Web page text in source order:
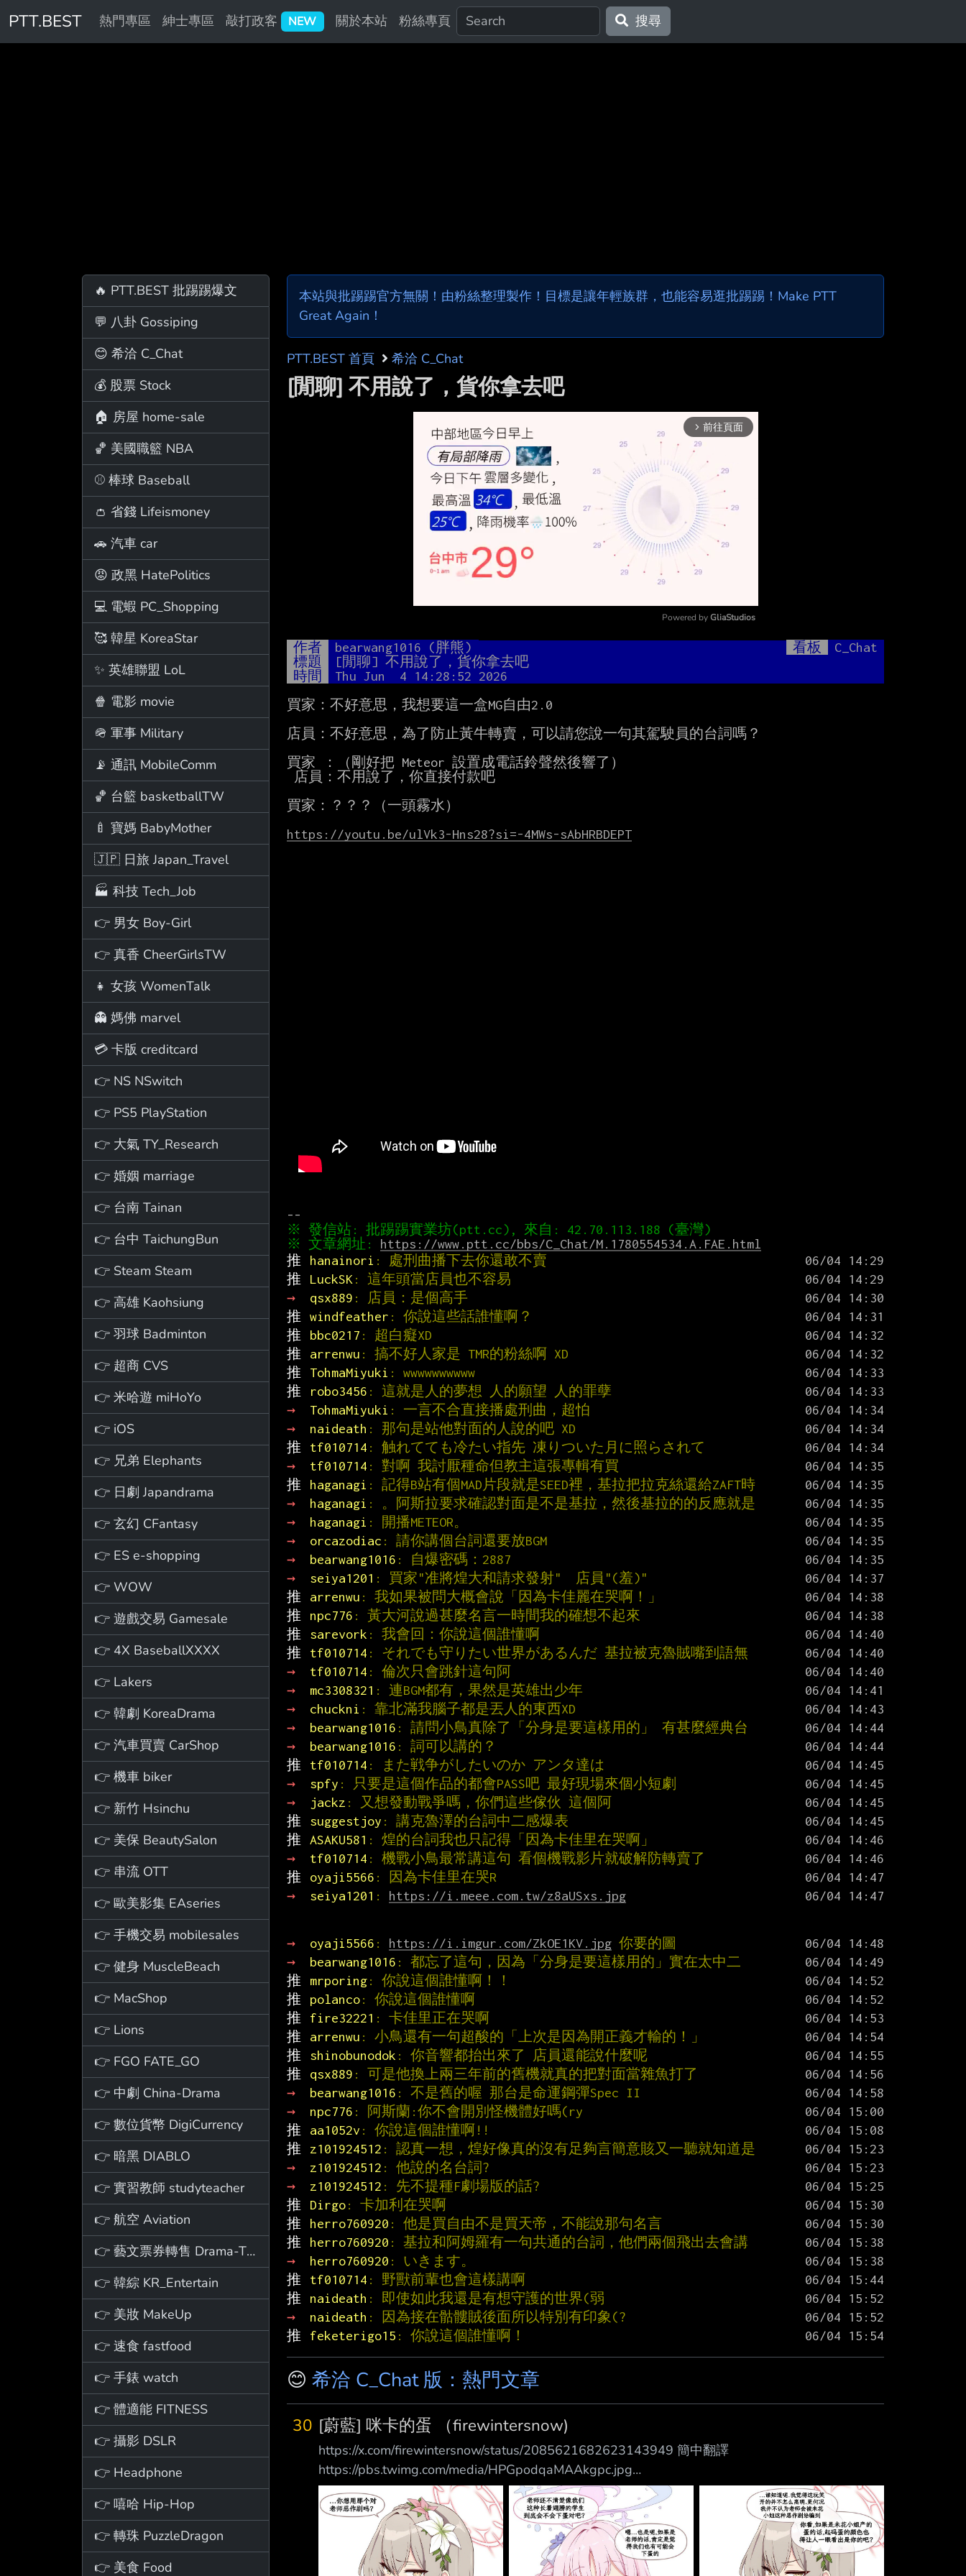
PTT.BEST 熱門專區 紳士專區 敲打政客 NEW 關於本站 粉絲專頁 搜尋
🔥 PTT.BEST 批踢踢爆文
💬 八卦 Gossiping
😊 希洽 C_Chat
💰 股票 Stock
🏠 房屋 home-sale
🏀 美國職籃 NBA
⚾ 棒球 Baseball
👛 省錢 Lifeismoney
🚗 汽車 car
😡 政黑 HatePolitics
💻 電蝦 PC_Shopping
🥰 韓星 KoreaStar
✨ 英雄聯盟 LoL
🍿 電影 movie
🪖 軍事 Military
📡 通訊 MobileComm
🏀 台籃 basketballTW
🍼 寶媽 BabyMother
🇯🇵 日旅 Japan_Travel
🏭 科技 Tech_Job
👉 男女 Boy-Girl
👉 真香 CheerGirlsTW
👧 女孩 WomenTalk
👻 媽佛 marvel
💳 卡版 creditcard
👉 NS NSwitch
👉 PS5 PlayStation
👉 大氣 TY_Research
👉 婚姻 marriage
👉 台南 Tainan
👉 台中 TaichungBun
👉 Steam Steam
👉 高雄 Kaohsiung
👉 羽球 Badminton
👉 超商 CVS
👉 米哈遊 miHoYo
👉 iOS
👉 兄弟 Elephants
👉 日劇 Japandrama
👉 玄幻 CFantasy
👉 ES e-shopping
👉 WOW
👉 遊戲交易 Gamesale
👉 4X BaseballXXXX
👉 Lakers
👉 韓劇 KoreaDrama
👉 汽車買賣 CarShop
👉 機車 biker
👉 新竹 Hsinchu
👉 美保 BeautySalon
👉 串流 OTT
👉 歐美影集 EAseries
👉 手機交易 mobilesales
👉 健身 MuscleBeach
👉 MacShop
👉 Lions
👉 FGO FATE_GO
👉 中劇 China-Drama
👉 數位貨幣 DigiCurrency
👉 暗黑 DIABLO
👉 實習教師 studyteacher
👉 航空 Aviation
👉 藝文票券轉售 Drama-Ticket
👉 韓綜 KR_Entertain
👉 美妝 MakeUp
👉 速食 fastfood
👉 手錶 watch
👉 體適能 FITNESS
👉 攝影 DSLR
👉 Headphone
👉 嘻哈 Hip-Hop
👉 轉珠 PuzzleDragon
👉 美食 Food
本站與批踢踢官方無關！由粉絲整理製作！目標是讓年輕族群，也能容易逛批踢踢！Make PTT
Great Again！
PTT.BEST 首頁 希洽 C_Chat
[閒聊] 不用說了，貨你拿去吧
arrow_forward_ios 前往頁面
Powered by GliaStudios
作者 bearwang1016 (胖熊) 看板
C_Chat
標題
[閒聊] 不用說了，貨你拿去吧
時間
Thu Jun  4 14:28:52 2026
買家：不好意思，我想要這一盒MG自由2.0
店員：不好意思，為了防止黃牛轉賣，可以請您說一句其駕駛員的台詞嗎？
買家 ：（剛好把 Meteor 設置成電話鈴聲然後響了）
買家：？？？（一頭霧水）
https://youtu.be/ulVk3-Hns28?si=-4MWs-sAbHRBDEPT
※ 文章網址: https://www.ptt.cc/bbs/C_Chat/M.1780554534.A.FAE.html
推
hanainori : 處刑曲播下去你還敢不賣
推
LuckSK : 這年頭當店員也不容易
→
qsx889 : 店員：是個高手
推 windfeather : 你說這些話誰懂啊？
推
bbc0217 : 超白癡XD
推
arrenwu : 搞不好人家是 TMR的粉絲啊 XD
推
TohmaMiyuki : wwwwwwwwww
推
robo3456 : 這就是人的夢想 人的願望 人的罪孽
→
TohmaMiyuki : 一言不合直接播處刑曲，超怕
→
naideath : 那句是站他對面的人說的吧 XD
推
tf010714 : 触れてても冷たい指先 凍りついた月に照らされて
→
tf010714 : 對啊 我討厭種命但教主這張專輯有買
推
haganagi : 記得B站有個MAD片段就是SEED裡，基拉把拉克絲還給ZAFT時
→
haganagi : 。阿斯拉要求確認對面是不是基拉，然後基拉的的反應就是
→
haganagi : 開播METEOR。
→
orcazodiac : 請你講個台詞還要放BGM
→
bearwang1016 : 自爆密碼：2887
→
seiya1201 : 買家"准將煌大和請求發射"  店員"(羞)"
推
arrenwu : 我如果被問大概會說「因為卡佳麗在哭啊！」
推
npc776 : 黃大河說過甚麼名言一時間我的確想不起來
推
sarevork : 我會回：你說這個誰懂啊
推
tf010714 : それでも守りたい世界があるんだ 基拉被克魯賊嘴到語無
→
tf010714 : 倫次只會跳針這句阿
→
mc3308321 : 連BGM都有，果然是英雄出少年
→
chuckni : 靠北滿我腦子都是丟人的東西XD
→
bearwang1016 : 請問小鳥真除了「分身是要這樣用的」 有甚麼經典台
→
bearwang1016 : 詞可以講的？
推
tf010714 : また戦争がしたいのか アンタ達は
→
spfy : 只要是這個作品的都會PASS吧 最好現場來個小短劇
→
jackz : 又想發動戰爭嗎，你們這些傢伙 這個阿
推
suggestjoy : 講克魯澤的台詞中二感爆表
推 ASAKU581 : 煌的台詞我也只記得「因為卡佳里在哭啊」
→
tf010714 : 機戰小鳥最常講這句 看個機戰影片就破解防轉賣了
推
oyaji5566 : 因為卡佳里在哭R
→
seiya1201 : https://i.meee.com.tw/z8aUSxs.jpg
→ oyaji5566 : https://i.imgur.com/ZkOE1KV.jpg 你要的圖
→
bearwang1016 : 都忘了這句，因為「分身是要這樣用的」實在太中二
推
mrporing: 你說這個誰懂啊！！
推
polanco: 你說這個誰懂啊
推
fire32221 : 卡佳里正在哭啊
推
arrenwu : 小鳥還有一句超酸的「上次是因為開正義才輸的！」
推
shinobunodok : 你音響都抬出來了 店員還能說什麼呢
推
qsx889 : 可是他換上兩三年前的舊機就真的把對面當雜魚打了
→
bearwang1016 : 不是舊的喔 那台是命運鋼彈Spec II
→
npc776 : 阿斯蘭:你不會開別怪機體好嗎(ry
推
aa1052v : 你說這個誰懂啊!!
推
z101924512 : 認真一想，煌好像真的沒有足夠言簡意賅又一聽就知道是
→
z101924512 : 他說的名台詞?
→
z101924512 : 先不提種F劇場版的話?
推
Dirgo: 卡加利在哭啊
推
herro760920 : 他是買自由不是買天帝，不能說那句名言
推
herro760920 : 基拉和阿姆羅有一句共通的台詞，他們兩個飛出去會講
→
herro760920 : いきます。
推
tf010714 : 野獸前輩也會這樣講啊
推
naideath : 即使如此我還是有想守護的世界(弱
→
naideath : 因為接在骷髏賊後面所以特別有印象(?
推
feketerigo15 : 你說這個誰懂啊！
😊 希洽 C_Chat 版：熱門文章
30 [蔚藍] 咪卡的蛋 （firewintersnow)
https://x.com/firewintersnow/status/2085621682623143949 簡中翻譯
https://pbs.twimg.com/media/HPGpodqaMAAkgpc.jpg
https://pbs.twimg.com/media/HPGppGFbIAAyDHB.jpg
https://pbs.twimg.com/media/HPGpprDaIAAKwdq.jpg
https://pbs.twimg.com/media/HPGpqRRacAErkty.jpg ht